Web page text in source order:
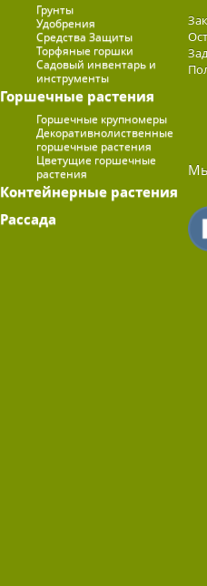
Грунты
Удобрения
Средства Защиты
Торфяные горшки
Садовый инвентарь и
инструменты
Горшечные растения
Горшечные крупномеры
Декоративнолиственные
горшечные растения
Цветущие горшечные
растения
Контейнерные растения
Рассада